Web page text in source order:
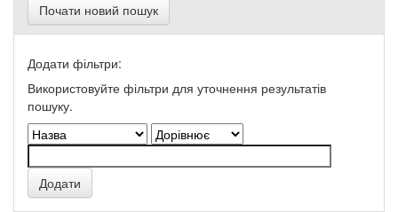
Почати новий пошук
Додати фільтри:
Використовуйте фільтри для уточнення результатів
пошуку.